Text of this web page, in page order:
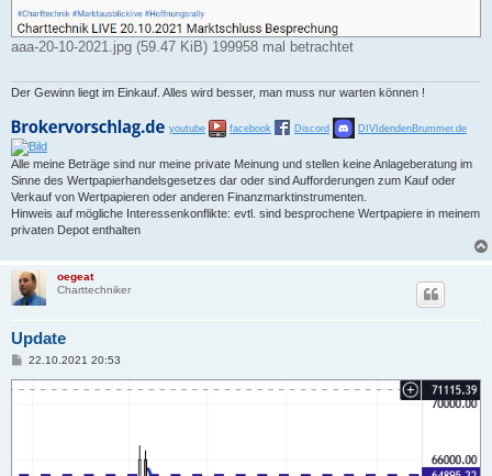
aaa-20-10-2021.jpg (59.47 KiB) 199958 mal betrachtet
Der Gewinn liegt im Einkauf. Alles wird besser, man muss nur warten können !
youtube facebook Discord DIVIdendenBrummer.de
Alle meine Beträge sind nur meine private Meinung und stellen keine Anlageberatung im
Sinne des Wertpapierhandelsgesetzes dar oder sind Aufforderungen zum Kauf oder
Verkauf von Wertpapieren oder anderen Finanzmarktinstrumenten.
Hinweis auf mögliche Interessenkonflikte: evtl. sind besprochene Wertpapiere in meinem
privaten Depot enthalten
oegeat
Charttechniker
Update
B22.10.2021 20:53